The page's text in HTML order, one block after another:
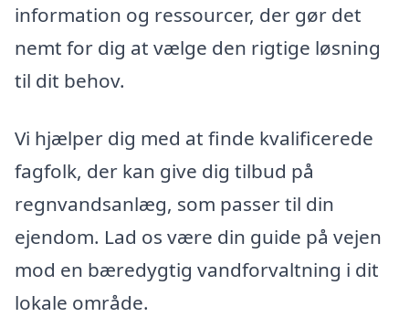
information og ressourcer, der gør det
nemt for dig at vælge den rigtige løsning
til dit behov.
Vi hjælper dig med at finde kvalificerede
fagfolk, der kan give dig tilbud på
regnvandsanlæg, som passer til din
ejendom. Lad os være din guide på vejen
mod en bæredygtig vandforvaltning i dit
lokale område.